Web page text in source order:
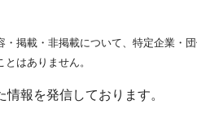
掲載・非掲載について、特定企業・
はありません。
報を発信しております。